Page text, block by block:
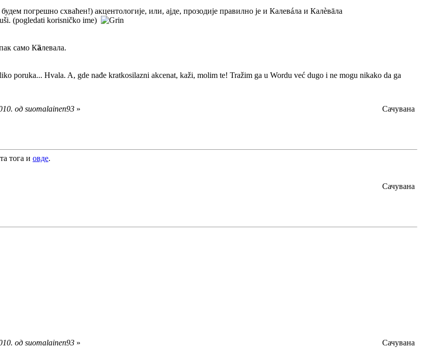
погрешно схваћен!) акцентологије, или, ајде, прозодије правилно је и Калевáла и Калèвāла
(pogledati korisničko ime)
само Кȁлевала.
poruka... Hvala. A, gde nađe kratkosilazni akcenat, kaži, molim te! Tražim ga u Wordu već dugo i ne mogu nikako da ga
од suomalainen93 » Сачувана
тога и овде.
Сачувана
од suomalainen93 » Сачувана